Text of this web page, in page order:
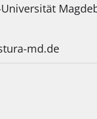
md.de